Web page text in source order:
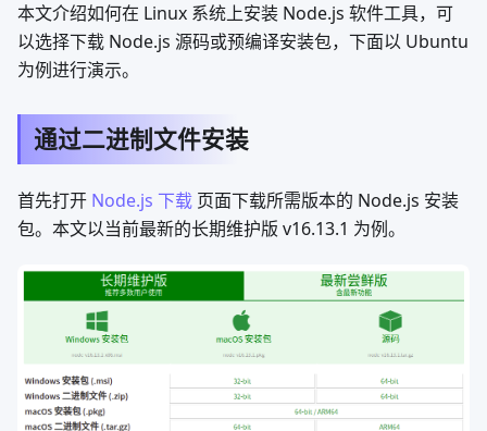
本文介绍如何在 Linux 系统上安装 Node.js 软件工具，可
以选择下载 Node.js 源码或预编译安装包，下面以 Ubuntu
为例进行演示。
通过二进制文件安装
首先打开 Node.js 下载 页面下载所需版本的 Node.js 安装
包。本文以当前最新的长期维护版 v16.13.1 为例。